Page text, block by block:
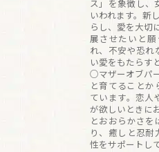
ス」を象徴し、
いわれます。新
らし、愛を大切
展させたいと
れ、不安や恐れ
い愛をもたらす
○マザーオブパ
と育てること
ています。恋人
が欲しいときに
とおおらかさ
り、癒しと忍耐
性をサポートし